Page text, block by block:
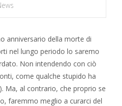
anniversario della morte di
nel lungo periodo lo saremo
Non intendendo con ciò
come qualche stupido ha
Ma, al contrario, che proprio se
faremmo meglio a curarci del